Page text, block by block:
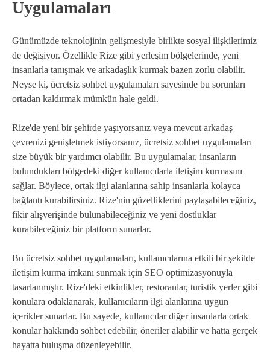
Uygulamaları
Günümüzde teknolojinin gelişmesiyle birlikte sosyal ilişkilerimiz
de değişiyor. Özellikle Rize gibi yerleşim bölgelerinde, yeni
insanlarla tanışmak ve arkadaşlık kurmak bazen zorlu olabilir.
Neyse ki, ücretsiz sohbet uygulamaları sayesinde bu sorunları
ortadan kaldırmak mümkün hale geldi.
Rize'de yeni bir şehirde yaşıyorsanız veya mevcut arkadaş
çevrenizi genişletmek istiyorsanız, ücretsiz sohbet uygulamaları
size büyük bir yardımcı olabilir. Bu uygulamalar, insanların
bulundukları bölgedeki diğer kullanıcılarla iletişim kurmasını
sağlar. Böylece, ortak ilgi alanlarına sahip insanlarla kolayca
bağlantı kurabilirsiniz. Rize'nin güzelliklerini paylaşabileceğiniz,
fikir alışverişinde bulunabileceğiniz ve yeni dostluklar
kurabileceğiniz bir platform sunarlar.
Bu ücretsiz sohbet uygulamaları, kullanıcılarına etkili bir şekilde
iletişim kurma imkanı sunmak için SEO optimizasyonuyla
tasarlanmıştır. Rize'deki etkinlikler, restoranlar, turistik yerler gibi
konulara odaklanarak, kullanıcıların ilgi alanlarına uygun
içerikler sunarlar. Bu sayede, kullanıcılar diğer insanlarla ortak
konular hakkında sohbet edebilir, öneriler alabilir ve hatta gerçek
hayatta buluşma düzenleyebilir.